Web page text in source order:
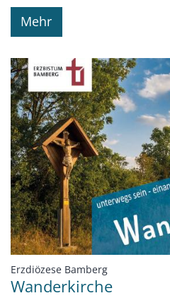
Mehr
Erzdiözese Bamberg:
Wanderkirche